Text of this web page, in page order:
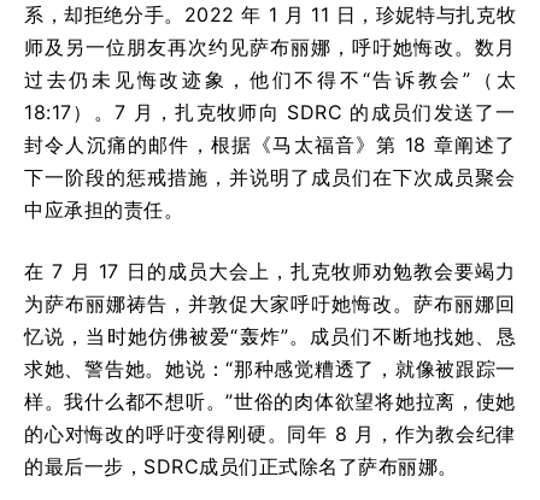
系，却拒绝分手。2022 年 1 月 11 日，珍妮特与扎克牧
师及另一位朋友再次约见萨布丽娜，呼吁她悔改。数月
过去仍未见悔改迹象，他们不得不“告诉教会”（太
18:17）。7 月，扎克牧师向 SDRC 的成员们发送了一
封令人沉痛的邮件，根据《马太福音》第 18 章阐述了
下一阶段的惩戒措施，并说明了成员们在下次成员聚会
中应承担的责任。
在 7 月 17 日的成员大会上，扎克牧师劝勉教会要竭力
为萨布丽娜祷告，并敦促大家呼吁她悔改。萨布丽娜回
忆说，当时她仿佛被爱“轰炸”。成员们不断地找她、恳
求她、警告她。她说：“那种感觉糟透了，就像被跟踪一
样。我什么都不想听。”世俗的肉体欲望将她拉离，使她
的心对悔改的呼吁变得刚硬。同年 8 月，作为教会纪律
的最后一步，SDRC成员们正式除名了萨布丽娜。